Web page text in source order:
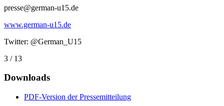
presse@german-u15.de
www.german-u15.de
Twitter: @German_U15
3 / 13
Downloads
PDF-Version der Pressemitteilung